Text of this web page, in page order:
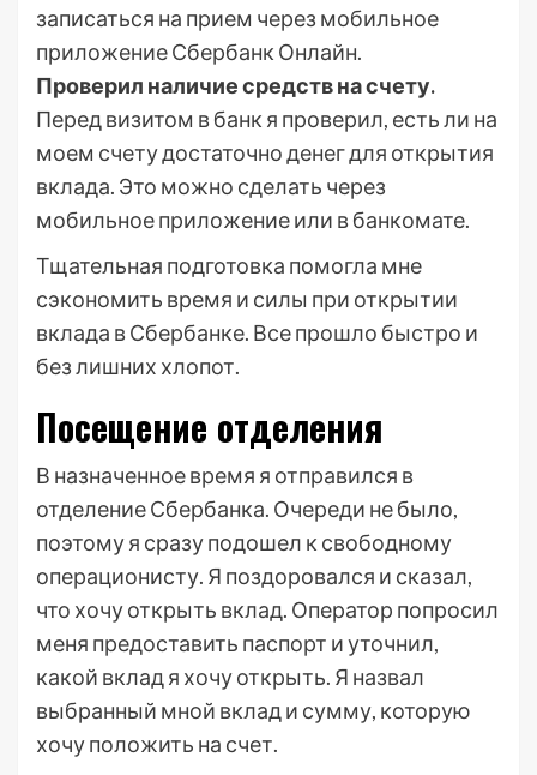
записаться на прием через мобильное
приложение Сбербанк Онлайн.
Проверил наличие средств на счету.
Перед визитом в банк я проверил, есть ли на
моем счету достаточно денег для открытия
вклада. Это можно сделать через
мобильное приложение или в банкомате.
Тщательная подготовка помогла мне
сэкономить время и силы при открытии
вклада в Сбербанке. Все прошло быстро и
без лишних хлопот.
Посещение отделения
В назначенное время я отправился в
отделение Сбербанка. Очереди не было,
поэтому я сразу подошел к свободному
операционисту. Я поздоровался и сказал,
что хочу открыть вклад. Оператор попросил
меня предоставить паспорт и уточнил,
какой вклад я хочу открыть. Я назвал
выбранный мной вклад и сумму, которую
хочу положить на счет.